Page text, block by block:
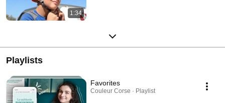
1:34
Playlists
Favorites
Couleur Corse · Playlist